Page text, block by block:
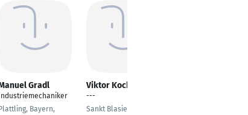
Gradl
Industriemechaniker
Plattling, Bayern,
Viktor Koch
---
Sankt Blasien